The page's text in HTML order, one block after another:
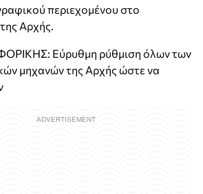
περιεχομένου στο
Αρχής.
Εύρυθμη ρύθμιση όλων των
μηχανών της Αρχής ώστε να